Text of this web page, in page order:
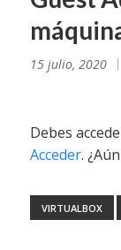
15 julio, 2020
Debes
Acceder.
VIRTUALBOX